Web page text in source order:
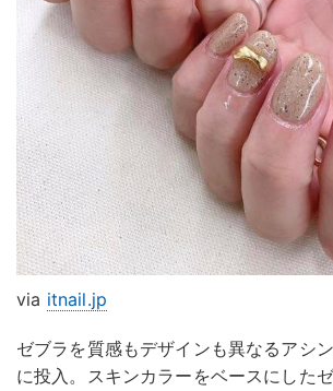
via itnail.jp
ゼブラを質感もデザインも異なるアシ
に投入。スキンカラーをベースにした